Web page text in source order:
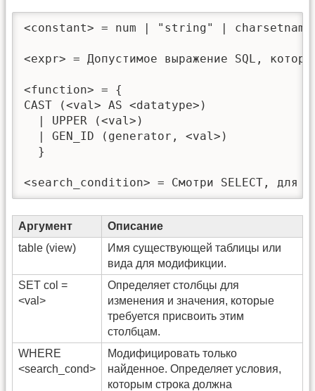
<constant> = num | "string" |
<expr> = Допустимое выражение SQL,
<function> = {
CAST (<val> AS <datatype>)
  | UPPER (<val>)
  | GEN_ID (generator, <val>)
  }
<search_condition> = Смотри SELECT, для
Аргумент
Описание
table (view)
Имя существующей таблицы или
вида для модификции.
SET col =
<val>
Определяет столбцы для
изменения и значения, которые
требуется присвоить этим
столбцам.
WHERE
<search_cond>
Модифицировать только
найденное. Определяет условия,
которым строка должна